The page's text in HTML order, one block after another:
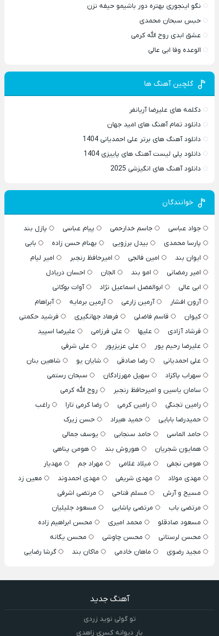
نگو اینجوری بهتره دور باشیمو حیفه نزن
حبس سبحان محمدی
عشق ابدی روح الله کرمی
الوعده وفا ابی عالی
گلچین آهنگ ها
دکلمه های علیرضا آریانفر
دانلود تمام آهنگ های امید جهان
دانلود آهنگ های برتر علی احمدیانی 1404
دانلود پلی لیست آهنگ های پاییزی 1404
دانلود آهنگ های انگیزشی 2025
خوانندگان
جواد عباسی جاسم خدارحمی پیام عباسی
پازل بند
پارسا محمدی
بیدل برزویی بهنام حسن زاده
بابی
ایوان بند
امین فالجی امیرحافظ رنجبر
امیر لیام
امیر رمضانی
امو بند الجان
احسان دریادل
ابی عالی
ابوالفضل اسماعیل نژاد
آوات بوکانی
آرون افشار
آرمین زارعی آرمین برمایه
آبراهام
کیوان
قاسم فاضلی فرهاد جهانگیری
فرشید حکمتی
فرشاد آزادی
علیها علی فرزامی
علیرضا اسپید
علیرضا رحیم پور
علی عزیزپور
علی شرفی
علی احمدیانی
رضا صادقی شایان یو
شاهین بنان
سهراب پاکزاد
سهیل مهرزادگان
سبحان رستمی
سامان یاسین و امیرحافظ رنجبر
روح الله کرمی
رامین تجنگی
رامین کرمی رضا کرمی تارا
راغب
حمیدرضا بابایی
حمید هیراد
حسن زیرک
حامد الماسی
حامد سنجابی
یوسف جمالی
همایون شجریان
هوروش بند
هومن پناهی
هومن نجفی
میلاد غلامی مهراد جم
مهدیار
مهدی مولاد
مهدی شریفی مهدی احمدوند
معین زد
مسیح و آرش
مسلم فتاحی
مرتضی اشرفی
مرتضی باب
مرتضی پاشایی
مسعود جلیلیان
مسعود صادقلو
محمد امیری
محسن ابراهیم زاده
محسن لرستانی
محسن چاوشی
محسن یگانه
مجید رضوی
ماهان خادمی ماکان بند گرشا رضایی
آهنگ جدید
تو گولی نوید زردی
یار دیوانه کسری زاهدی